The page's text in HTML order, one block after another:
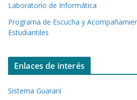
Laboratorio de Informática
Programa de Escucha y
Estudiantiles
Enlaces de interés
Sistema Guaraní